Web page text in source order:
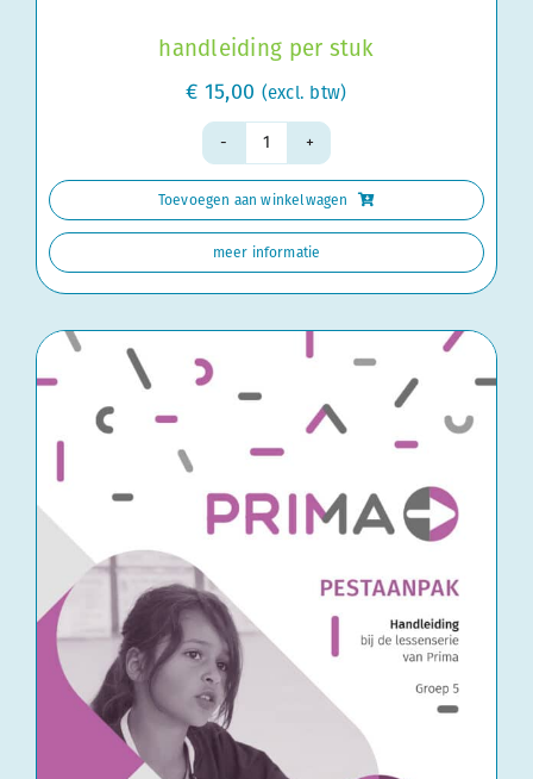
handleiding per stuk
€ 15,00 (excl. btw)
Handleiding
groep
Toevoegen aan winkelwagen
meer informatie